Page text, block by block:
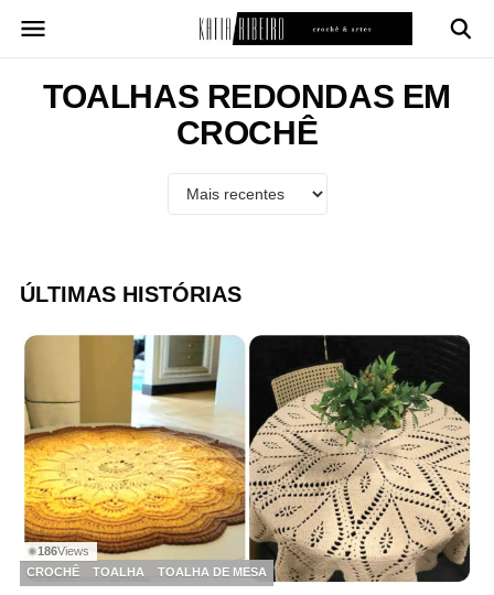
para
conteúdoTOALHAS REDONDAS EM
CROCHÊ
ÚLTIMAS HISTÓRIAS
◉186Views
CROCHÊ
TOALHA TOALHA DE MESA